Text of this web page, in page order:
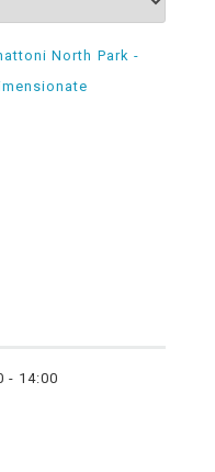
North Park -
- 14:00